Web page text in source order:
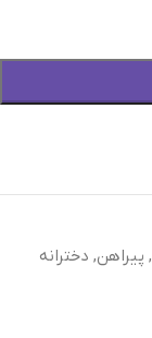
, پیراهن, دخترانه